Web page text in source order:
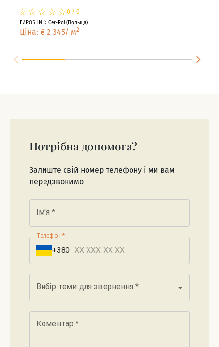
☆
★☆
★☆
★☆
★☆
★ 0 / 0
ВИРОБНИК: Cer-Rol (Польща)
Ціна: ₴ 2 345/ м2
Потрібна допомога?
Залиште свій номер телефону і ми вам
передзвонимо
Ім'я *
Телефон *
+380
Вибір теми для звернення *
Коментар *